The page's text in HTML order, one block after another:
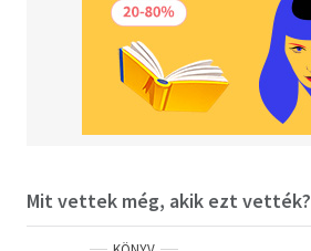
Mit vettek még, akik ezt vették?